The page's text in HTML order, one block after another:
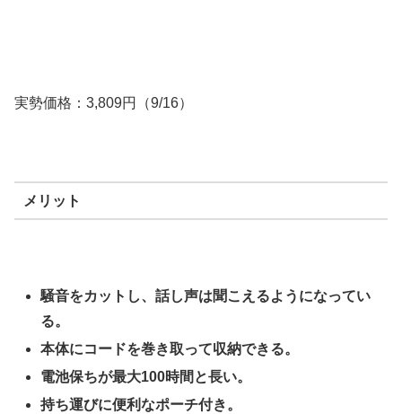
実勢価格：3,809円（9/16）
メリット
騒音をカットし、話し声は聞こえるようになってい
る。
本体にコードを巻き取って収納できる。
電池保ちが最大100時間と長い。
持ち運びに便利なポーチ付き。